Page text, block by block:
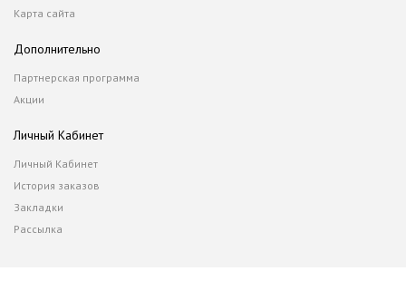
Карта сайта
Дополнительно
Партнерская программа
Акции
Личный Кабинет
Личный Кабинет
История заказов
Закладки
Рассылка